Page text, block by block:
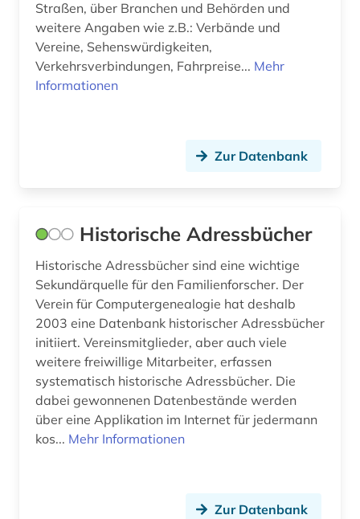
Straßen, über Branchen und Behörden und
weitere Angaben wie z.B.: Verbände und
Vereine, Sehenswürdigkeiten,
Verkehrsverbindungen, Fahrpreise... Mehr
Informationen
Zur Datenbank
Historische Adressbücher
Historische Adressbücher sind eine wichtige
Sekundärquelle für den Familienforscher. Der
Verein für Computergenealogie hat deshalb
2003 eine Datenbank historischer Adressbücher
initiiert. Vereinsmitglieder, aber auch viele
weitere freiwillige Mitarbeiter, erfassen
systematisch historische Adressbücher. Die
dabei gewonnenen Datenbestände werden
über eine Applikation im Internet für jedermann
kos... Mehr Informationen
Zur Datenbank